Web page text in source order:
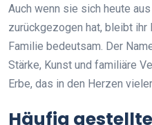
Auch wenn sie sich heute
zurückgezogen hat, bleibt
Familie bedeutsam. Der
Stärke, Kunst und familiäre
Erbe, das in den Herzen
Häufig